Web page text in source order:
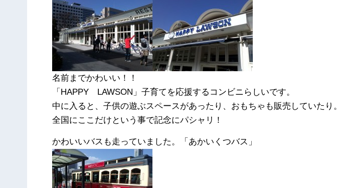
名前までかわいい！！
「HAPPY LAWSON」子育てを応援するコンビニらしいです。
中に入ると、子供の遊ぶスペースがあったり、おもちゃも販売していたり。
全国にここだけという事で記念にパシャリ！
かわいいバスも走っていました。「あかいくつバス」